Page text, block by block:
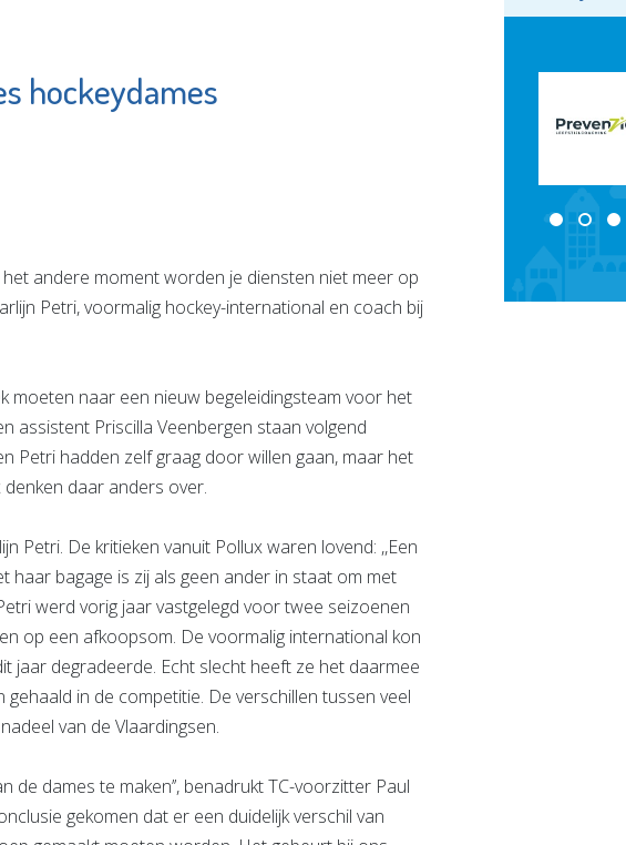
hockeydames
andere moment worden je diensten niet meer op
Petri, voormalig hockey-international en coach bij
moeten naar een nieuw begeleidingsteam voor het
assistent Priscilla Veenbergen staan volgend
Petri hadden zelf graag door willen gaan, maar het
daar anders over.
Petri. De kritieken vanuit Pollux waren lovend: ,,Een
bagage is zij als geen ander in staat om met
werd vorig jaar vastgelegd voor twee seizoenen
op een afkoopsom. De voormalig international kon
jaar degradeerde. Echt slecht heeft ze het daarmee
in de competitie. De verschillen tussen veel
van de Vlaardingsen.
dames te maken’’, benadrukt TC-voorzitter Paul
gekomen dat er een duidelijk verschil van
Bekijk de pagina